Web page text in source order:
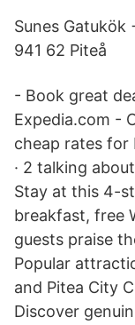
Sunes Gatukök
941 62 Piteå
- Book great
Expedia.com -
cheap rates for
· 2 talking
Stay at this 4-
breakfast, free
guests praise
Popular
and Pitea City
Discover